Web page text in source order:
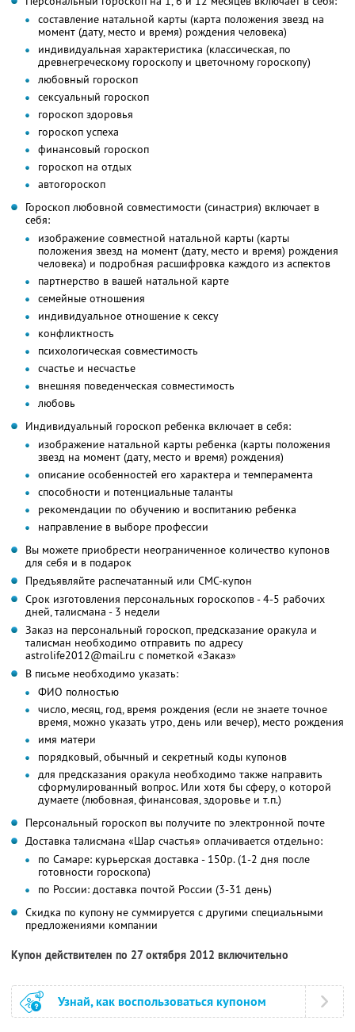
составление натальной карты (карта положения звезд на
момент (дату, место и время) рождения человека)
индивидуальная характеристика (классическая, по
древнегреческому гороскопу и цветочному гороскопу)
любовный гороскоп
сексуальный гороскоп
гороскоп здоровья
гороскоп успеха
финансовый гороскоп
гороскоп на отдых
автогороскоп
Гороскоп любовной совместимости (синастрия) включает в
себя:
изображение совместной натальной карты (карты
положения звезд на момент (дату, место и время) рождения
человека) и подробная расшифровка каждого из аспектов
партнерство в вашей натальной карте
семейные отношения
индивидуальное отношение к сексу
конфликтность
психологическая совместимость
счастье и несчастье
внешняя поведенческая совместимость
любовь
Индивидуальный гороскоп ребенка включает в себя:
изображение натальной карты ребенка (карты положения
звезд на момент (дату, место и время) рождения)
описание особенностей его характера и темперамента
способности и потенциальные таланты
рекомендации по обучению и воспитанию ребенка
направление в выборе профессии
Вы можете приобрести неограниченное количество купонов
для себя и в подарок
Предъявляйте распечатанный или СМС-купон
Срок изготовления персональных гороскопов - 4-5 рабочих
дней, талисмана - 3 недели
Заказ на персональный гороскоп, предсказание оракула и
талисман необходимо отправить по адресу
astrolife2012@mail.ru с пометкой «Заказ»
В письме необходимо указать:
ФИО полностью
число, месяц, год, время рождения (если не знаете точное
время, можно указать утро, день или вечер), место рождения
имя матери
порядковый, обычный и секретный коды купонов
для предсказания оракула необходимо также направить
сформулированный вопрос. Или хотя бы сферу, о которой
думаете (любовная, финансовая, здоровье и т.п.)
Персональный гороскоп вы получите по электронной почте
Доставка талисмана «Шар счастья» оплачивается отдельно:
по Самаре: курьерская доставка - 150р. (1-2 дня после
готовности гороскопа)
по России: доставка почтой России (3-31 день)
Скидка по купону не суммируется с другими специальными
предложениями компании
Купон действителен по 27 октября 2012 включительно
Узнай, как воспользоваться купоном